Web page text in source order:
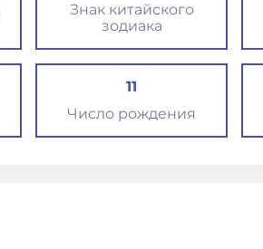
Знак китайского
зодиака
11
Число рождения